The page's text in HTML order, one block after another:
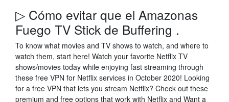
▷ Cómo evitar que el Amazonas
Fuego TV Stick de Buffering .
To know what movies and TV shows to watch, and where to
watch them, start here! Watch your favorite Netflix TV
shows/movies today while enjoying fast streaming through
these free VPN for Netflix services in October 2020! Looking
for a free VPN that lets you stream Netflix? Check out these
premium and free options that work with Netflix and Want a